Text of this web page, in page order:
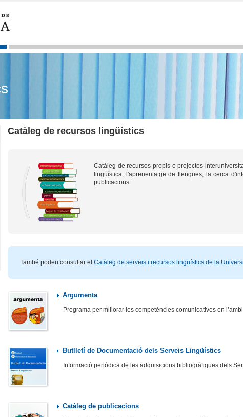
Catàleg de recursos lingüístics
Catàleg de recursos propis o projectes
lingüística, l'aprenentatge de llengües, la cerca
publicacions.
També podeu consultar el Catàleg de serveis i recursos lingüístics de la
Argumenta
Programa per millorar les competències comunicatives en
Butlletí de Documentació dels Serveis Lingüístics
Informació periòdica de les adquisicions bibliogràfiques dels
Catàleg de publicacions